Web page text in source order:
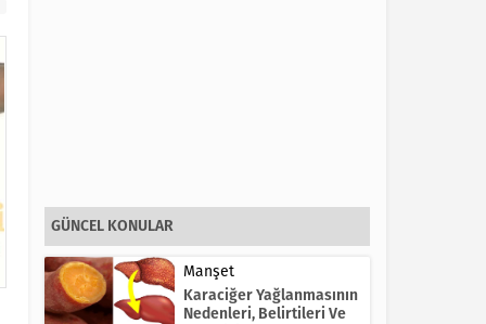
GÜNCEL KONULAR
Manşet
Karaciğer Yağlanmasının
Nedenleri, Belirtileri Ve